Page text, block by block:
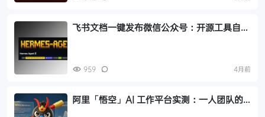
飞书文档一键发布微信公众号：开源工具自动
959 4月前
阿里「悟空」AI 工作平台实测：一人团队的